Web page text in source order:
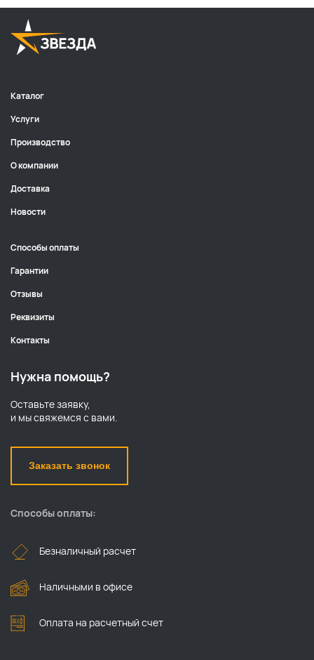
Нужна помощь?
Оставьте заявку,
и мы свяжемся с вами.
Заказать звонок
Каталог
Услуги
Производство
О компании
Доставка
Новости
Способы оплаты
Гарантии
Отзывы
Реквизиты
Контакты
Способы оплаты:
Безналичный расчет
Наличными в офисе
Оплата на расчетный счет